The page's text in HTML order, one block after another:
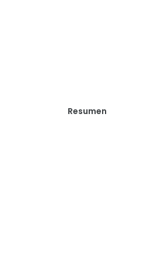
Resumen